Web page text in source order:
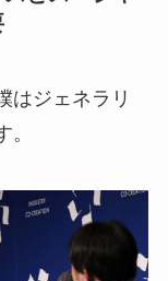
はジェネラリ